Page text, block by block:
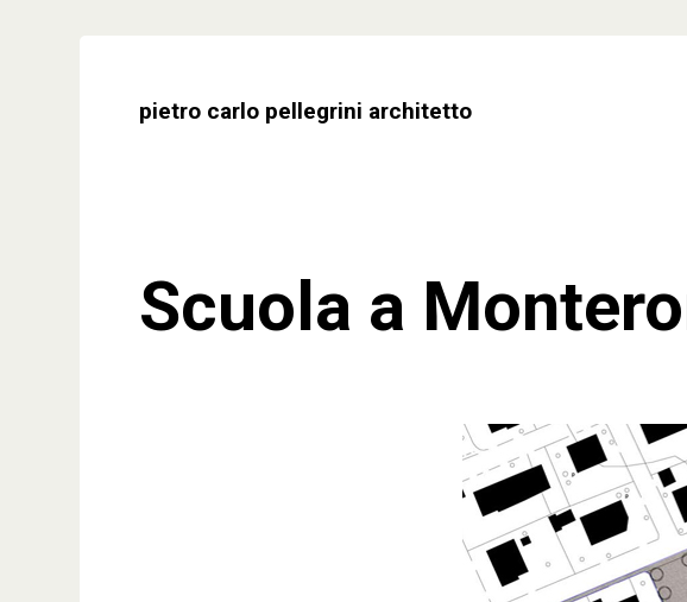
contentpietro carlo pellegrini architetto
Scuola a